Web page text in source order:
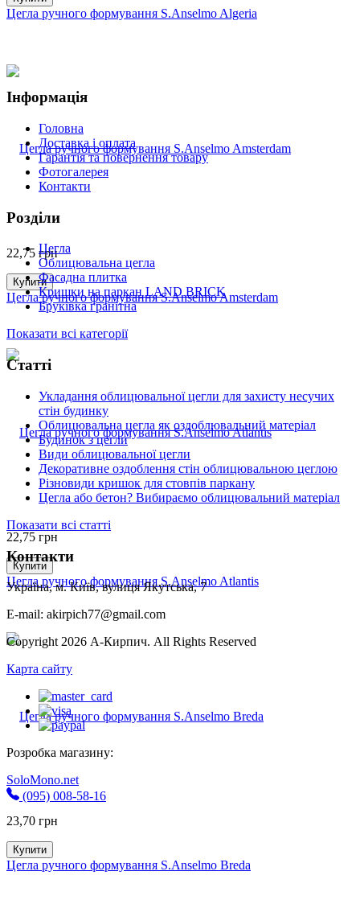
Цегла ручного формування S.Anselmo Algeria
22,75 грн
Купити
Цегла ручного формування S.Anselmo Amsterdam
22,75 грн
Купити
Цегла ручного формування S.Anselmo Atlantis
23,70 грн
Купити
Цегла ручного формування S.Anselmo Breda
Інформація
Головна
Доставка і оплата
Гарантія та повернення товару
Фотогалерея
Контакти
Розділи
Цегла
Облицювальна цегла
Фасадна плитка
Кришки на паркан LAND BRICK
Бруківка гранітна
Показати всі категорії
Статті
Укладання облицювальної цегли для захисту несучих
стін будинку
Облицювальна цегла як оздоблювальний матеріал
Будинок з цегли
Види облицювальної цегли
Декоративне оздоблення стін облицювальною цеглою
Різновиди кришок для стовпів паркану
Цегла або бетон? Вибираємо облицювальний матеріал
Показати всі статті
Контакти
Україна, м. Київ, вулиця Якутська, 7
E-mail: akirpich77@gmail.com
Copyright 2026 А-Кирпич. All Rights Reserved
Карта сайту
Розробка магазину:
SoloMono.net
(095) 008-58-16